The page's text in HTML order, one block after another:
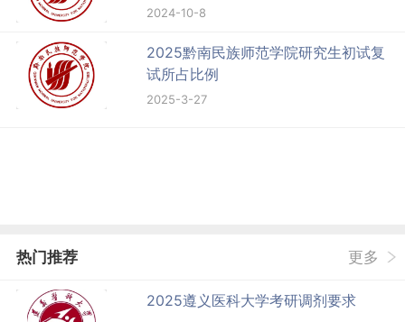
2024-10-8
2025黔南民族师范学院研究生初试复
试所占比例
2025-3-27
热门推荐 更多
2025遵义医科大学考研调剂要求